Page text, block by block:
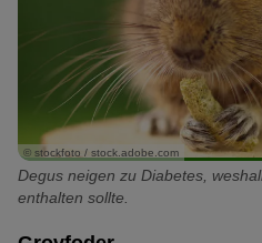
© stockfoto / stock.adobe.com
Degus neigen zu Diabetes,
enthalten sollte.